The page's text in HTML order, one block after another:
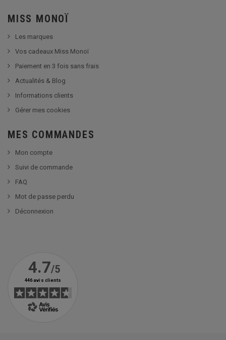
MISS MONOÏ
Les marques
Vos cadeaux Miss Monoï
Paiement en 3 fois sans frais
Actualités & Blog
Informations clients
Gérer mes cookies
MES COMMANDES
Mon compte
Suivi de commande
FAQ
Mot de passe perdu
Déconnexion